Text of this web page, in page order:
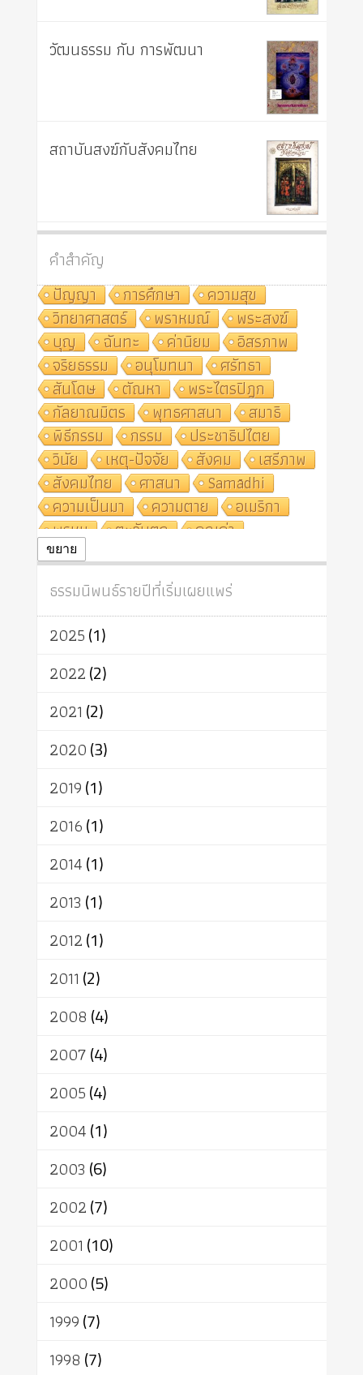
วัฒนธรรม กับ การพัฒนา
สถาบันสงฆ์กับสังคมไทย
คำสำคัญ
ปัญญา
การศึกษา
ความสุข
วิทยาศาสตร์
พราหมณ์
พระสงฆ์
บุญ
ฉันทะ ค่านิยม
อิสรภาพ
จริยธรรม
อนุโมทนา
ศรัทธา
สันโดษ
ตัณหา
พระไตรปิฎก
กัลยาณมิตร
พุทธศาสนา
สมาธิ
พิธีกรรม
กรรม
ประชาธิปไตย
วินัย
เหตุ-ปัจจัย สังคม
เสรีภาพ
สังคมไทย
ศาสนา
Samādhi
ความเป็นมา
ความตาย
อเมริกา
พรหม
ตะวันตก
คุณค่า
ปฏิจจสมุปบาท
ศาสนาประจำชาติ
อินเดีย
ผู้บริโภค
ธรรมาธิปไตย
จักร
การแยกรัฐกับศาสนา
ธรรมชาติ
เทคโนโลยี
สิทธิ
พุทธบริษัท
อัตถะ
เทวดา
ขยาย
ธรรมนิพนธ์รายปีที่เริ่มเผยแพร่
2025(1)
2022(2)
2021 (2)
2020(3)
2019(1)
2016(1)
2014(1)
2013 (1)
2012(1)
2011 (2)
2008 (4)
2007(4)
2005(4)
2004(1)
2003 (6)
2002(7)
2001 (10)
2000(5)
1999(7)
1998 (7)